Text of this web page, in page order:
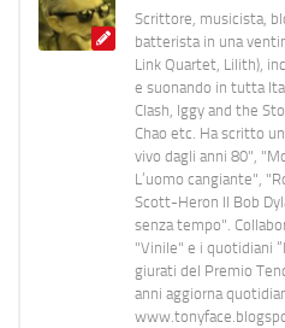
Scrittore, musicista,
batterista in una
Link Quartet, Lilith),
e suonando in tutta
Clash, Iggy and the
Chao etc. Ha scritto
vivo dagli anni 80",
L’uomo cangiante",
Scott-Heron Il Bob
senza tempo".
"Vinile" e i quotidiani
giurati del Premio
anni aggiorna